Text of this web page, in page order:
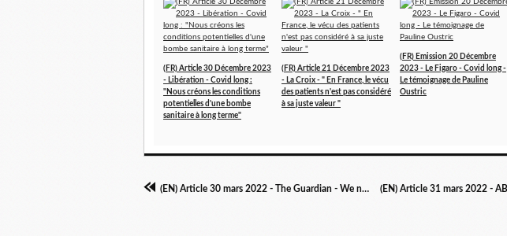
(FR) Article 30 Décembre 2023
- Libération - Covid long :
"Nous créons les conditions
potentielles d'une bombe
sanitaire à long terme"
(FR) Article 21 Décembre 2023
- La Croix - " En France, le vécu
des patients n'est pas considéré
à sa juste valeur "
(FR) Emission 20 Décembre
2023 - Le Figaro - Covid long -
Le témoignage de Pauline
Oustric
(EN) Article 30 mars 2022 - The Guardian - We need answers to these four long Covid questions | Charlie McCone